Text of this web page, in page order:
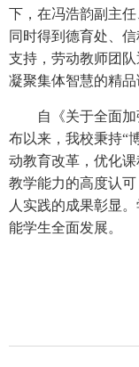
下，在冯浩韵副主
同时得到德育处、
支持，劳动教师团
凝聚集体智慧的精品
自《关于全面
布以来，我校秉持“
动教育改革，优化
教学能力的高度认
人实践的成果彰显
能学生全面发展。